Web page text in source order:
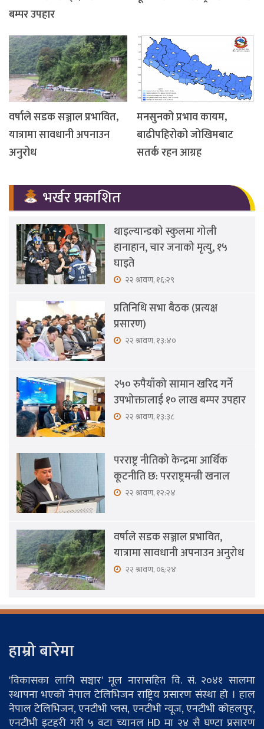
बम्पर उपहार
वर्षाले सडक सञ्जाल प्रभावित,
यात्रामा सावधानी अपनाउन
अनुरोध
मनसुनको प्रभाव कायम,
बाढीपहिरोको जोखिमबाट
सतर्क रहन आग्रह
भर्खर प्रकाशित
थाइल्यान्डको स्कुलमा गोली
हानाहान, चार जनाको मृत्यु, १५
घाइते
२२ श्रावण, १६:२९
प्रतिनिधि सभा बैठक (प्रत्यक्ष
प्रसारण)
२२ श्रावण, १३:४०
२५० रुपैयाँको सामान खरिद गर्ने
उपभोक्तालाई १० लाख बम्पर उपहार
२२ श्रावण, १३:३८
परराष्ट्र नीतिको केन्द्रमा आर्थिक
कूटनीति छ: परराष्ट्रमन्त्री खनाल
२२ श्रावण, १२:२४
वर्षाले सडक सञ्जाल प्रभावित,
यात्रामा सावधानी अपनाउन अनुरोध
२२ श्रावण, ०६:२४
हाम्रो बारेमा
'विकासका लागि सञ्चार' मूल नारासहित वि. सं. २०४१ सालमा
स्थापना भएको नेपाल टेलिभिजन राष्ट्रिय प्रसारण संस्था हो । हाल
नेपाल टेलिभिजन, एनटीभी प्लस, एनटीभी न्यूज, एनटीभी कोहलपुर,
एनटीभी इटहरी गरी ५ वटा च्यानल HD मा २४ सै घण्टा प्रसारण